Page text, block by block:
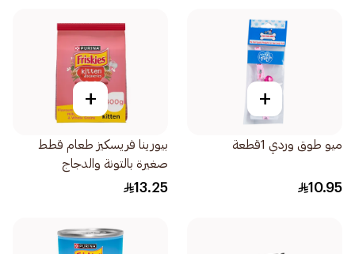
+
ميو طوق وردي 1قطعة
10.95
+
بيورينا فريسكيز طعام قطط
صغيرة بالتونة والدجاج
400جرام
13.25